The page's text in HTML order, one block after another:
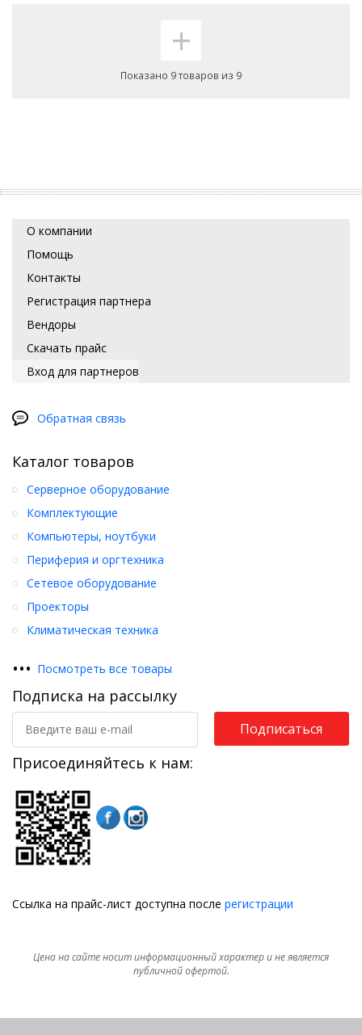
+
Показано 9 товаров из 9
О компании
Помощь
Контакты
Регистрация партнера
Вендоры
Скачать прайс
Вход для партнеров
Обратная связь
Каталог товаров
Серверное оборудование
Комплектующие
Компьютеры, ноутбуки
Периферия и оргтехника
Сетевое оборудование
Проекторы
Климатическая техника
••• Посмотреть все товары
Подписка на рассылку
Подписаться
Присоединяйтесь к нам:
Ссылка на прайс-лист доступна после регистрации
Цена на сайте носит информационный характер и не является
публичной офертой.